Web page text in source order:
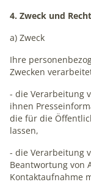
4. Zweck und
a) Zweck
Ihre
Zwecken
- die Verarbeitung
ihnen
die für die
lassen,
- die Verarbeitung
Beantwortung von
Kontaktaufnahme
STATISTIK
Informationen
unsere
Grundlage für
Matomo
Name:
_pk_ses,